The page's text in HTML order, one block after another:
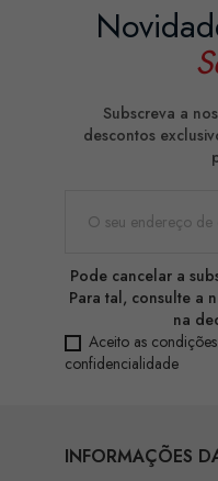
Subscreva a
descontos
Pode cancelar a
Para tal, consulte a
na
Aceito as
confidencialidade
INFORMAÇÕES